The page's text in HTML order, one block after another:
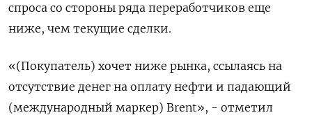
спроса со стороны ряда переработчиков еще
ниже, чем текущие сделки.
«(Покупатель) хочет ниже рынка, ссылаясь на
отсутствие денег на оплату нефти и падающий
(международный маркер) Brent», - отметил